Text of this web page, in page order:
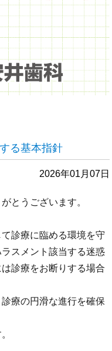
る基本指針
2026年01月07日
とうございます。
診療に臨める環境を守
スメント該当する迷惑
診療をお断りする場合
療の円滑な進行を確保